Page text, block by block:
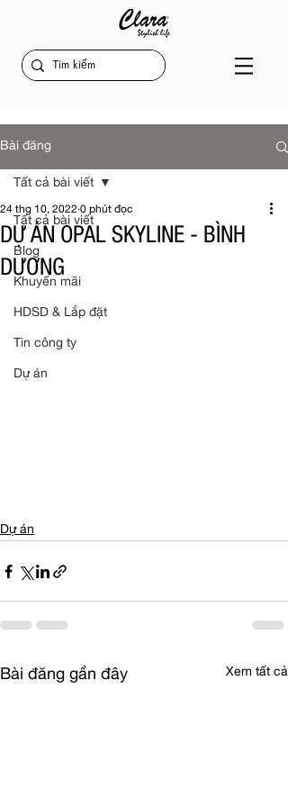
Bài đăng
Tất cả bài viết
Blog
Khuyến mãi
HDSD & Lắp đặt
Tin công ty
Dự án
Tất cả bài viết
DỰ ÁN OPAL SKYLINE - BÌNH
DƯƠNG
24 thg 10, 2022 0 phút đọc
Dự án
Bài đăng gần đây Xem tất cả